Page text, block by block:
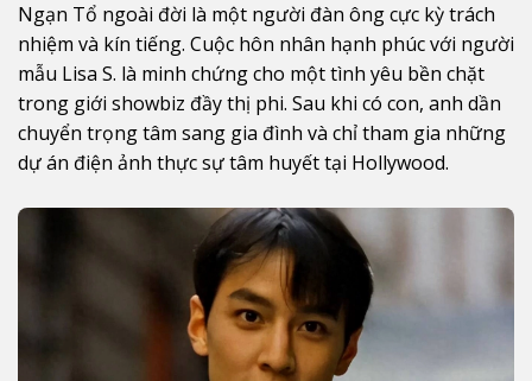
Ngạn Tổ ngoài đời là một người đàn ông cực kỳ trách
nhiệm và kín tiếng. Cuộc hôn nhân hạnh phúc với người
mẫu Lisa S. là minh chứng cho một tình yêu bền chặt
trong giới showbiz đầy thị phi. Sau khi có con, anh dần
chuyển trọng tâm sang gia đình và chỉ tham gia những
dự án điện ảnh thực sự tâm huyết tại Hollywood.